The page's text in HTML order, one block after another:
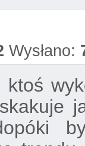
Wysłano: